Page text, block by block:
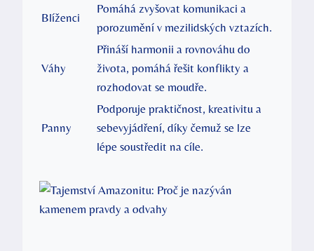
Blíženci
Pomáhá zvyšovat komunikaci a
porozumění v mezilidských vztazích.
Váhy
Přináší harmonii a rovnováhu do
života, pomáhá řešit konflikty a
rozhodovat se moudře.
Panny
Podporuje praktičnost, kreativitu a
sebevyjádření, díky čemuž se lze
lépe soustředit na cíle.